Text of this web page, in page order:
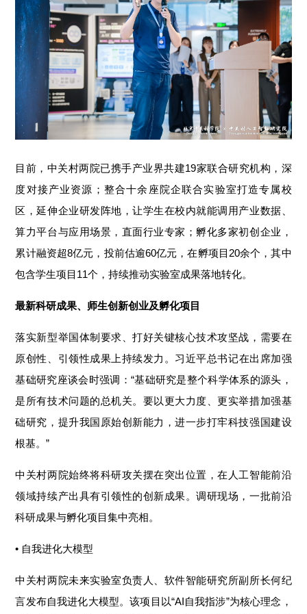
目前，中关村两院已携手产业界共建19家联合研究机构，深
度对接产业资源；整合十余座院企联合实验室打造专属校
区，延伸企业研发阵地，让学生在校内就能调用产业数据、
算力平台与应用场景，直面行业专家； 孵化多家初创企业，
累计融资超8亿元，投前估逾60亿元，在孵项目20余个，其中
包含学生项目11个 ，持续推动实验室成果落地转化。
最新科研成果、 师生创新创业及孵化项目
落实新型举国体制要求、打好关键核心技术攻坚战，需要在
原创性、引领性成果上持续发力。 习近平总书记在出席加强
基础研究座谈会时强调 ：“基础研究是整个科学体系的源头，
是所有技术问题的总机关。 要以更大力度、更实举措加强基
础研究，提升我国原始创新能力，进一步打牢科技强国建设
根基。”
中关村两院始终将科研攻关摆在突出位置，在人工智能前沿
领域持续产出具有引领性的创新成果。调研现场，一批前沿
科研成果与孵化项目集中亮相。
• 自我进化大模型
中关村两院未来实验室负责人、软件智能研究所副所长何纪
言发布自我进化大模型。该项目以“AI自我指涉”为核心理念，